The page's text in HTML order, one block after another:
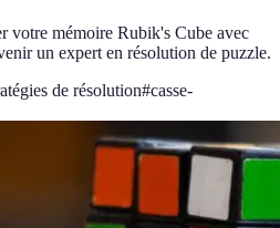
votre mémoire Rubik's Cube avec
un expert en résolution de puzzle.
de résolution#casse-